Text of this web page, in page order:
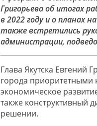
Григорьева об итогах
в 2022 году и о планах
также встретились
администрации,
Глава Якутска Евгений
города приоритетными
экономическое
также конструктивный
решении.